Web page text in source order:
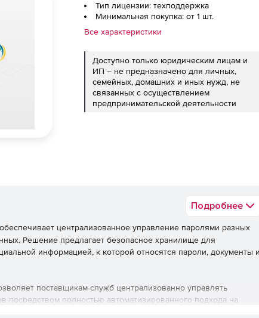
Тип лицензии: техподдержка
Минимальная покупка: от 1 шт.
Все характеристики
Доступно только юридическим лицам и
ИП – не предназначено для личных,
семейных, домашних и иных нужд, не
связанных с осуществлением
предпринимательской деятельности
Подробнее
обеспечивает централизованное управление паролями разных
Решение предлагает безопасное хранилище для
информацией, к которой относятся пароли, документы и
поставщикам служб централизованно управлять
посредством полностью автоматизированного подхода на